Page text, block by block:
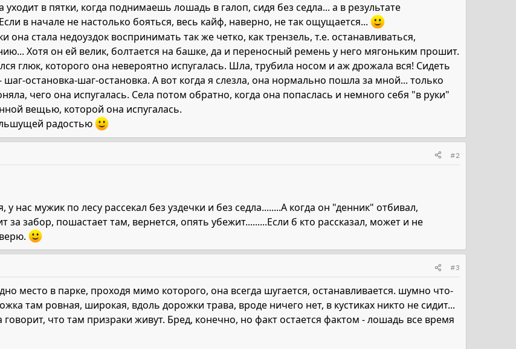
в пятки, когда поднимаешь лошадь в галоп, сидя без седла... а в результате
Если в начале не настолько бояться, весь кайф, наверно, не так ощущается...
она стала недоуздок воспринимать так же четко, как трензель, т.е. останавливаться,
Хотя он ей велик, болтается на башке, да и переносный ремень у него мягоньким прошит.
глюк, которого она невероятно испугалась. Шла, трубила носом и аж дрожала вся! Сидеть
остановка-шаг-остановка. А вот когда я слезла, она нормально пошла за мной... только
чего она испугалась. Села потом обратно, когда она попаслась и немного себя "в руки"
вещью, которой она испугалась.
радостью
#2
нас мужик по лесу рассекал без уздечки и без седла........А когда он "денник" отбивал,
за забор, пошастает там, вернется, опять убежит.........Если б кто рассказал, может и не
#3
место в парке, проходя мимо которого, она всегда шугается, останавливается. шумно что-
там ровная, широкая, вдоль дорожки трава, вроде ничего нет, в кустиках никто не сидит...
говорит, что там призраки живут. Бред, конечно, но факт остается фактом - лошадь все время